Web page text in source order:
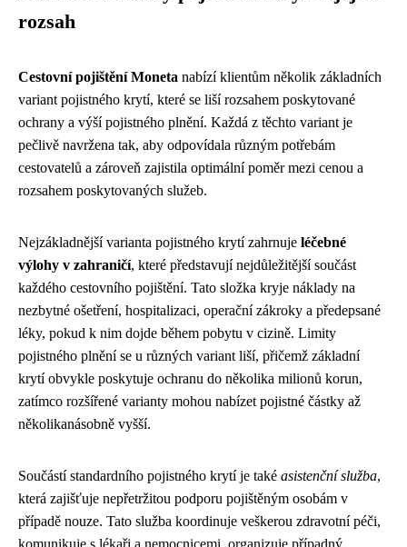
rozsah
Cestovní pojištění Moneta nabízí klientům několik základních
variant pojistného krytí, které se liší rozsahem poskytované
ochrany a výší pojistného plnění. Každá z těchto variant je
pečlivě navržena tak, aby odpovídala různým potřebám
cestovatelů a zároveň zajistila optimální poměr mezi cenou a
rozsahem poskytovaných služeb.
Nejzákladnější varianta pojistného krytí zahrnuje léčebné
výlohy v zahraničí, které představují nejdůležitější součást
každého cestovního pojištění. Tato složka kryje náklady na
nezbytné ošetření, hospitalizaci, operační zákroky a předepsané
léky, pokud k nim dojde během pobytu v cizině. Limity
pojistného plnění se u různých variant liší, přičemž základní
krytí obvykle poskytuje ochranu do několika milionů korun,
zatímco rozšířené varianty mohou nabízet pojistné částky až
několikanásobně vyšší.
Součástí standardního pojistného krytí je také asistenční služba,
která zajišťuje nepřetržitou podporu pojištěným osobám v
případě nouze. Tato služba koordinuje veškerou zdravotní péči,